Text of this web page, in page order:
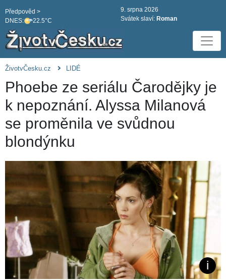
DNES: 22.5°C
Předpověd >
9. srpna 2026
Svátek slaví: Roman
ŽivotvČesku.cz LIDÉ
Phoebe ze seriálu Čarodějky je
k nepoznání. Alyssa Milanová
se proměnila ve svůdnou
blondýnku